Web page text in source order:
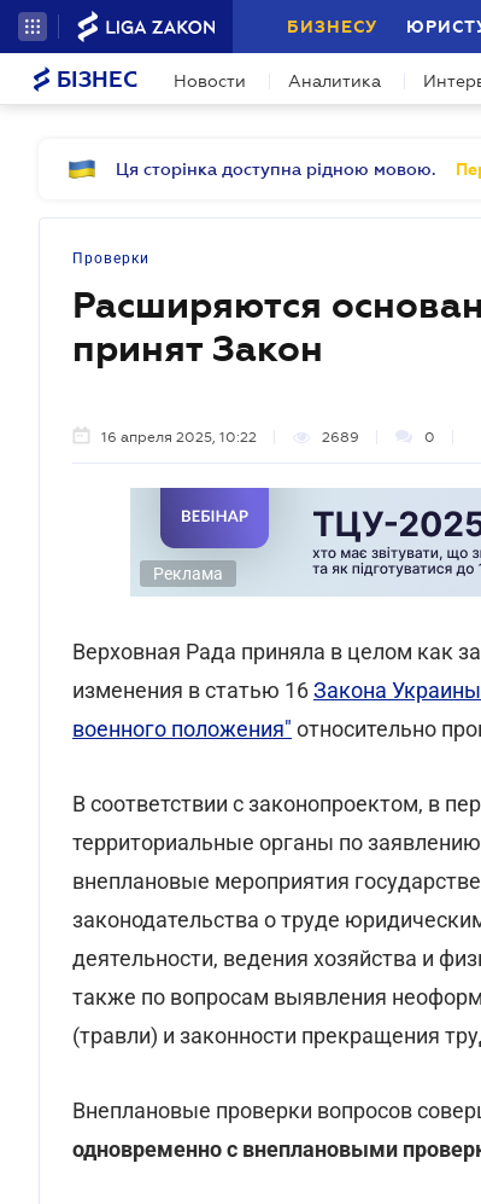
БИЗНЕСУ
БІЗНЕС Новости Аналитика
Ця сторінка доступна рідною мовою.
Проверки
Расширяются
принят Закон
16 апреля 2025, 10:22 2689 0
Реклама
Верховная Рада приняла в целом как
изменения в статью 16Закона
военного положения" относительно
В соответствии с законопроектом, в
территориальные органы по
внеплановые мероприятия
законодательства о труде
деятельности, ведения хозяйства и
также по вопросам выявления
(травли) и законности прекращения
Внеплановые проверки вопросов
одновременно с внеплановыми